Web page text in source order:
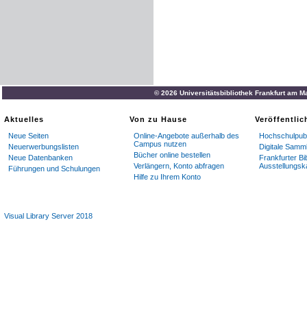
© 2026 Universitätsbibliothek Frankfurt am
Aktuelles
Neue Seiten
Neuerwerbungslisten
Neue Datenbanken
Führungen und Schulungen
Von zu Hause
Online-Angebote außerhalb des
Campus nutzen
Bücher online bestellen
Verlängern, Konto abfragen
Hilfe zu Ihrem Konto
Digitale
Frankfurter
Visual Library Server 2018